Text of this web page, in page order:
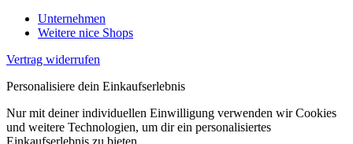
Unternehmen
Weitere nice Shops
Vertrag widerrufen
Personalisiere dein Einkaufserlebnis
Nur mit deiner individuellen Einwilligung verwenden wir Cookies
und weitere Technologien, um dir ein personalisiertes